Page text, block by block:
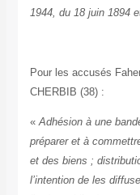
1944, du 18 juin 1894
Pour les accusés
CHERBIB (38) :
« Adhésion à une
préparer et à
et des biens ;
l’intention de les